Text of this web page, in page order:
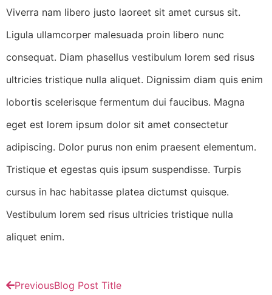
Viverra nam libero justo laoreet sit amet cursus sit.
Ligula ullamcorper malesuada proin libero nunc
consequat. Diam phasellus vestibulum lorem sed risus
ultricies tristique nulla aliquet. Dignissim diam quis enim
lobortis scelerisque fermentum dui faucibus. Magna
eget est lorem ipsum dolor sit amet consectetur
adipiscing. Dolor purus non enim praesent elementum.
Tristique et egestas quis ipsum suspendisse. Turpis
cursus in hac habitasse platea dictumst quisque.
Vestibulum lorem sed risus ultricies tristique nulla
aliquet enim.
PreviousBlog Post Title